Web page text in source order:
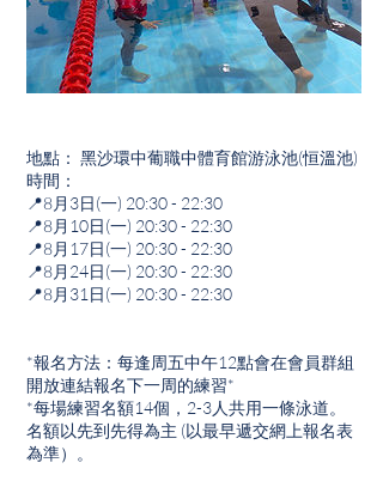
地點： 黑沙環中葡職中體育館游泳池(恒溫池)
時間：
📍8月3日(一) 20:30 - 22:30
📍8月10日(一) 20:30 - 22:30
📍8月17日(一) 20:30 - 22:30
📍8月24日(一) 20:30 - 22:30
📍8月31日(一) 20:30 - 22:30
*報名方法：每逢周五中午12點會在會員群組
開放連結報名下一周的練習*
*每場練習名額14個，2-3人共用一條泳道。
名額以先到先得為主 (以最早遞交網上報名表
為準）。